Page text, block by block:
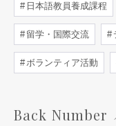
日本語教員養成課程
留学・国際交流
ボランティア活動
Back Number